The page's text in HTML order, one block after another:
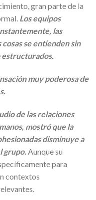
gran parte de la
Los equipos
las
se entienden sin
estructurados.
muy poderosa de
de las relaciones
mostró que la
disminuye a
grupo. Aunque su
para
contextos